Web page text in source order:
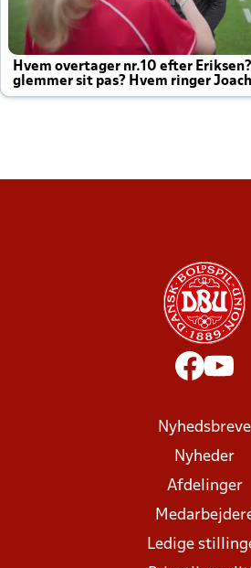
Hvem overtager nr.10 efter
glemmer sit pas? Hvem ringer
altid til efter kampe?
Nyhedsbreve
Nyheder
Afdelinger
Ledige